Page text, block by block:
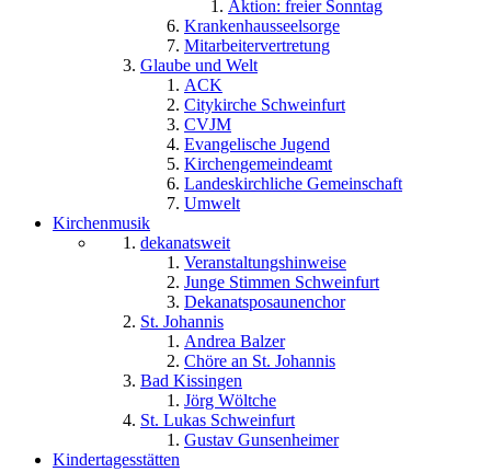
Aktion: freier Sonntag
Krankenhausseelsorge
Mitarbeitervertretung
Glaube und Welt
ACK
Citykirche Schweinfurt
CVJM
Evangelische Jugend
Kirchengemeindeamt
Landeskirchliche Gemeinschaft
Umwelt
Kirchenmusik
dekanatsweit
Veranstaltungshinweise
Junge Stimmen Schweinfurt
Dekanatsposaunenchor
St. Johannis
Andrea Balzer
Chöre an St. Johannis
Bad Kissingen
Jörg Wöltche
St. Lukas Schweinfurt
Gustav Gunsenheimer
Kindertagesstätten